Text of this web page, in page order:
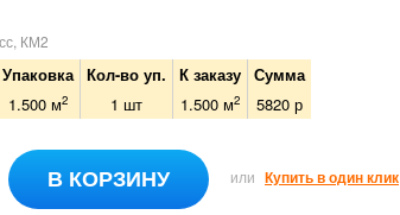
КМ2
Упаковка Кол-во уп. К заказу Сумма
1.500 м2 1 шт 1.500 м2 5820 р
В КОРЗИНУ или Купить в один клик